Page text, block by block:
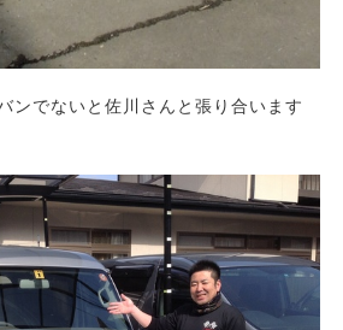
ンでないと佐川さんと張り合います